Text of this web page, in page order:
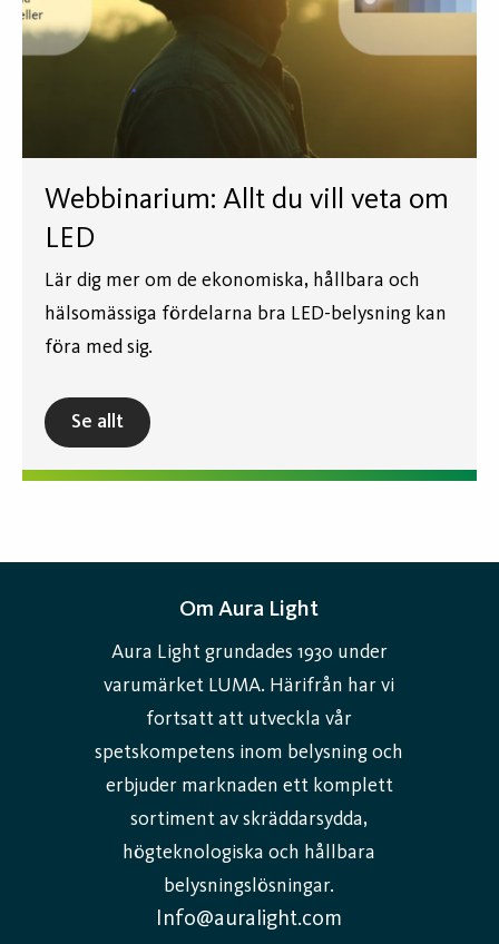
Webbinarium: Allt du vill veta om
LED
Lär dig mer om de ekonomiska, hållbara och
hälsomässiga fördelarna bra LED-belysning kan
föra med sig.
Se allt
Om Aura Light
Aura Light grundades 1930 under
varumärket LUMA. Härifrån har vi
fortsatt att utveckla vår
spetskompetens inom belysning och
erbjuder marknaden ett komplett
sortiment av skräddarsydda,
högteknologiska och hållbara
belysningslösningar.
Info@auralight.com